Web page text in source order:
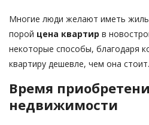
Многие люди желают иметь
порой цена квартир в
некоторые способы, благодаря
квартиру дешевле, чем она стоит.
Время
недвижимости